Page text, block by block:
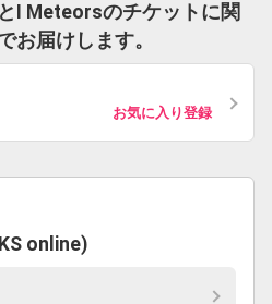
I Meteorsのチケットに関
お届けします。
お気に入り登録
online)